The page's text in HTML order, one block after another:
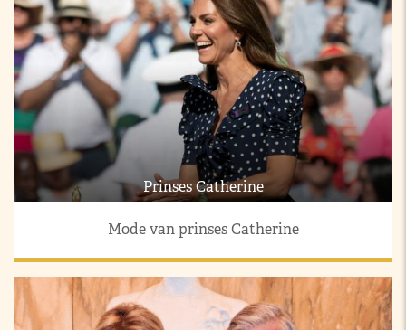
Prinses Catherine
Mode van prinses Catherine